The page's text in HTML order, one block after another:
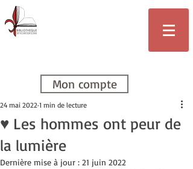
Mon compte
♥ Les hommes ont peur de
la lumière
24 mai 2022 1 min de lecture
Dernière mise à jour : 21 juin 2022